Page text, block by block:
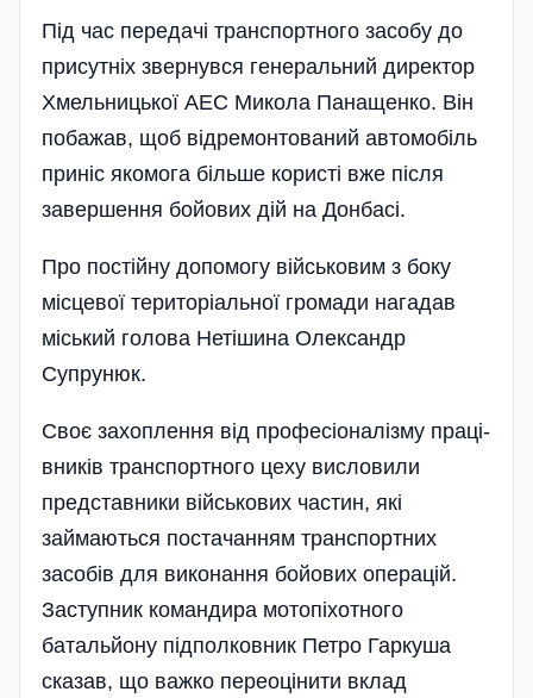
Під час передачі транспортного засобу до
присутніх звернувся генеральний директор
Хмельницької АЕС Микола Панащенко. Він
побажав, щоб відремонтований автомобіль
приніс якомога більше користі вже після
завершення бойових дій на Донбасі.
Про постійну допомогу військовим з боку
місцевої територіальної громади нагадав
міський голова Нетішина Олександр
Супрунюк.
Своє захоплення від професіоналізму праці­
вників транспортного цеху висловили
представники військових частин, які
займаються постачанням транспортних
засобів для виконання бойо­вих операцій.
Заступник командира мотопіхотного
батальйону підполковник Петро Гаркуша
сказав, що важко переоцінити вклад